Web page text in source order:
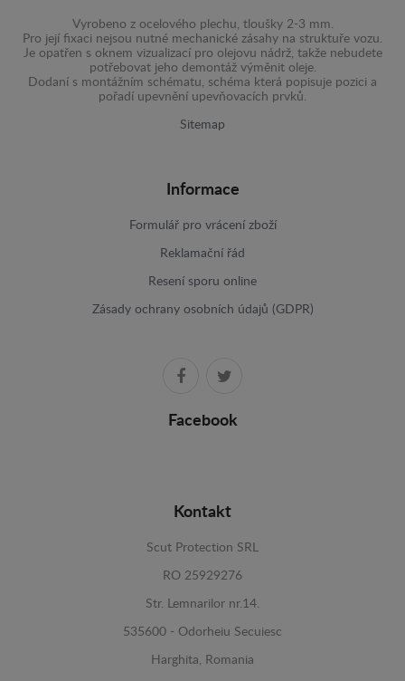
Vyrobeno z ocelového plechu, tloušky 2-3 mm.
Pro její fixaci nejsou nutné mechanické zásahy na struktuře vozu.
Je opatřen s oknem vizualizací pro olejovu nádrž, takže nebudete
potřebovat jeho demontáž výměnit oleje.
Dodaní s montážním schématu, schéma která popisuje pozici a
pořadí upevnění upevňovacích prvků.
Sitemap
Informace
Formulář pro vrácení zboží
Reklamační řád
Resení sporu online
Zásady ochrany osobních údajů (GDPR)
Facebook
Kontakt
Scut Protection SRL
RO 25929276
Str. Lemnarilor nr.14.
535600 - Odorheiu Secuiesc
Harghita, Romania